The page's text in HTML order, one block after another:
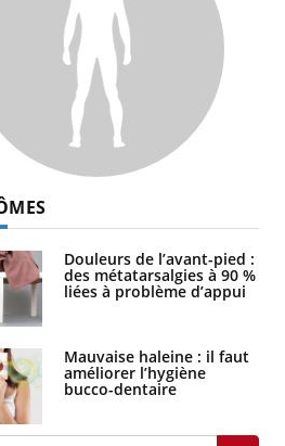
Douleurs de l’avant-pied :
des métatarsalgies à 90 %
liées à problème d’appui
Mauvaise haleine : il faut
améliorer l’hygiène
bucco-dentaire